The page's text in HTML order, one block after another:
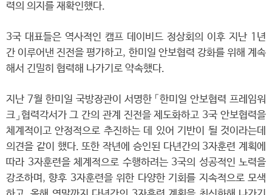
력의 의지를 재확인했다.
3국 대표들은 역사적인 캠프 데이비드 정상회의 이후 지난 1년
간 이루어낸 진전을 평가하고, 한미일 안보협력 강화를 위해 계속
해서 긴밀히 협력해 나가기로 약속했다.
지난 7월 한미일 국방장관이 서명한 「한미일 안보협력 프레임워
크」협력각서가 그 간의 관계 진전을 제도화하고 3국 안보협력을
체계적이고 안정적으로 추진하는 데 있어 기반이 될 것이라는데
의견을 같이 했다. 또한 작년에 승인된 다년간의 3자훈련 계획에
따라 3자훈련을 체계적으로 수행하려는 3국의 성공적인 노력을
강조하며, 향후 3자훈련을 위한 다양한 기회를 지속적으로 모색